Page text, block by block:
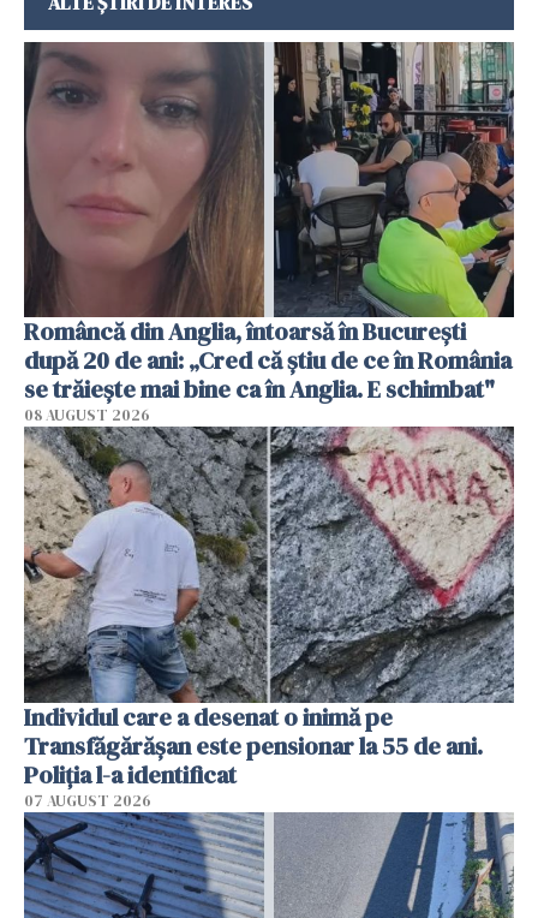
Româncă din Anglia, întoarsă în București
după 20 de ani: „Cred că știu de ce în România
se trăiește mai bine ca în Anglia. E schimbat"
08 AUGUST 2026
Individul care a desenat o inimă pe
Transfăgărășan este pensionar la 55 de ani.
Poliția l-a identificat
07 AUGUST 2026